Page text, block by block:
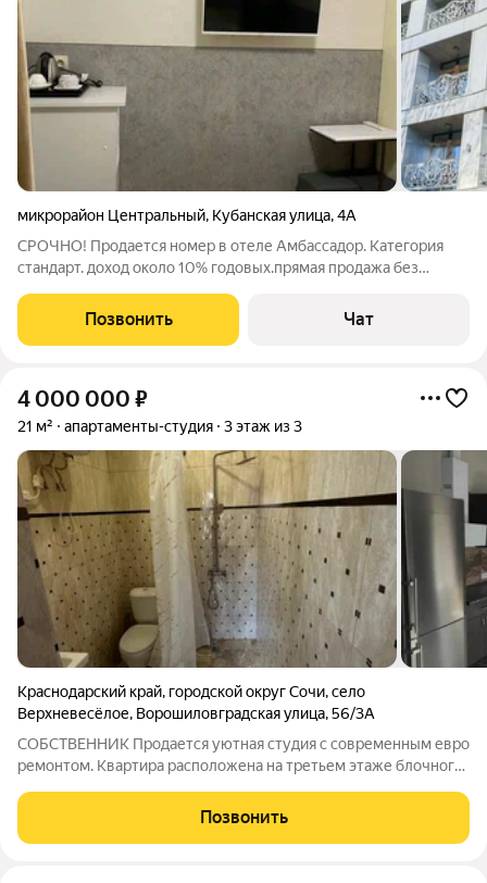
микрорайон Центральный, Кубанская улица,4А
СРОЧНО! Продается номер в отеле Амбассадор. Категория
стандарт. доход около 10% годовых.прямая продажа без
Позвонить Чат
4 000 000 ₽
21 м² апартаменты-студия 3 этаж из 3
Краснодарский край, городской округ Сочи,село
Верхневесёлое, Ворошиловградская улица,56/3А
СОБСТВЕННИК Продается уютная студия с современным евро
ремонтом. Квартира расположена на третьем этаже блочного
тишину и спокойствие. В квартире совмещенный санузел с
качественной сантехникой и
Позвонить